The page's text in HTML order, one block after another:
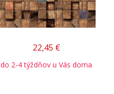
22,45 €
do 2-4 týždňov u Vás doma